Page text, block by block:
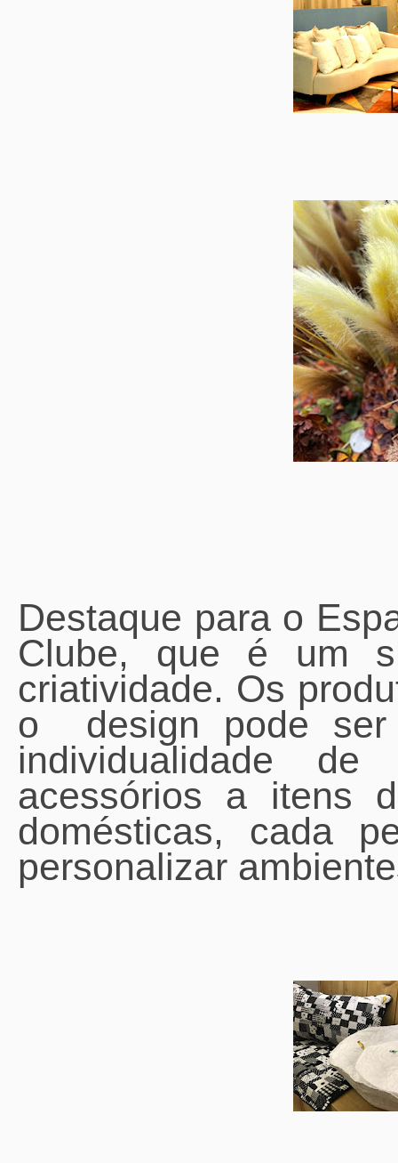
Destaque para o
Clube, que é um
criatividade. Os
o design pode ser
individualidade
acessórios a itens
domésticas, cada
personalizar